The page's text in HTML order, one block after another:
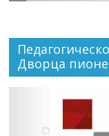
Дворца